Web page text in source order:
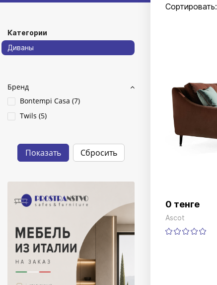
Категории
Диваны
Бренд
Bontempi Casa (7)
Twils (5)
Сортировать:
0 тенге
Ascot